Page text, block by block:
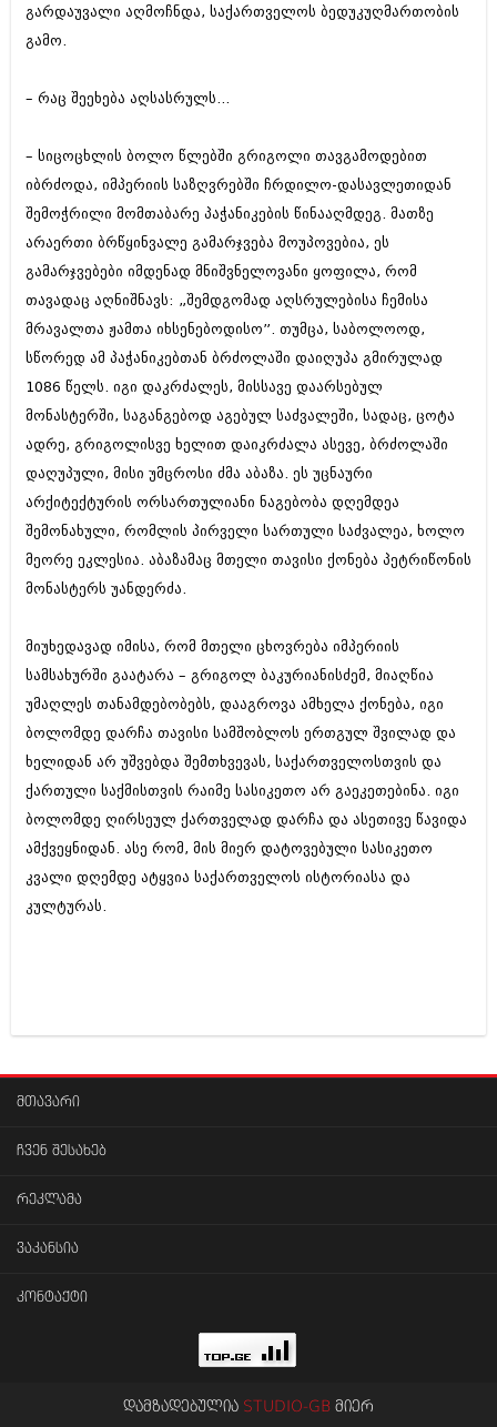
გარდაუვალი აღმოჩნდა, საქართველოს ბედუკუღმართობის
გამო.
– რაც შეეხება აღსასრულს...
– სიცოცხლის ბოლო წლებში გრიგოლი თავგამოდებით
იბრძოდა, იმპერიის საზღვრებში ჩრდილო-დასავლეთიდან
შემოჭრილი მომთაბარე პაჭანიკების წინააღმდეგ. მათზე
არაერთი ბრწყინვალე გამარჯვება მოუპოვებია, ეს
გამარჯვებები იმდენად მნიშვნელოვანი ყოფილა, რომ
თავადაც აღნიშნავს: „შემდგომად აღსრულებისა ჩემისა
მრავალთა ჟამთა იხსენებოდისო”. თუმცა, საბოლოოდ,
სწორედ ამ პაჭანიკებთან ბრძოლაში დაიღუპა გმირულად
1086 წელს. იგი დაკრძალეს, მისსავე დაარსებულ
მონასტერში, საგანგებოდ აგებულ საძვალეში, სადაც, ცოტა
ადრე, გრიგოლისვე ხელით დაიკრძალა ასევე, ბრძოლაში
დაღუპული, მისი უმცროსი ძმა აბაზა. ეს უცნაური
არქიტექტურის ორსართულიანი ნაგებობა დღემდეა
შემონახული, რომლის პირველი სართული საძვალეა, ხოლო
მეორე ეკლესია. აბაზამაც მთელი თავისი ქონება პეტრიწონის
მონასტერს უანდერძა.
მიუხედავად იმისა, რომ მთელი ცხოვრება იმპერიის
სამსახურში გაატარა – გრიგოლ ბაკურიანისძემ, მიაღწია
უმაღლეს თანამდებობებს, დააგროვა ამხელა ქონება, იგი
ბოლომდე დარჩა თავისი სამშობლოს ერთგულ შვილად და
ხელიდან არ უშვებდა შემთხვევას, საქართველოსთვის და
ქართული საქმისთვის რაიმე სასიკეთო არ გაეკეთებინა. იგი
ბოლომდე ღირსეულ ქართველად დარჩა და ასეთივე წავიდა
ამქვეყნიდან. ასე რომ, მის მიერ დატოვებული სასიკეთო
კვალი დღემდე ატყვია საქართველოს ისტორიასა და
კულტურას.
მთავარი
ჩვენ შესახებ
რეკლამა
ვაკანსია
კონტაქტი
დამზადებულია STUDIO-GB მიერ